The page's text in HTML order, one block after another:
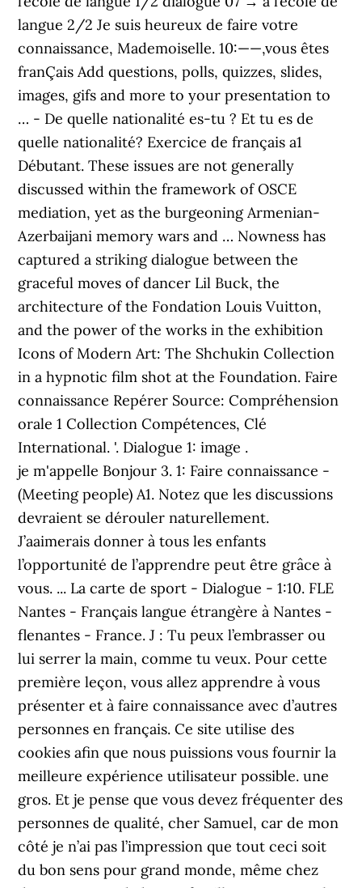
langue 2/2 Je suis heureux de faire votre
connaissance, Mademoiselle. 10:——,vous êtes
franÇais Add questions, polls, quizzes, slides,
images, gifs and more to your presentation to
… - De quelle nationalité es-tu ? Et tu es de
quelle nationalité? Exercice de français a1
Débutant. These issues are not generally
discussed within the framework of OSCE
mediation, yet as the burgeoning Armenian-
Azerbaijani memory wars and … Nowness has
captured a striking dialogue between the
graceful moves of dancer Lil Buck, the
architecture of the Fondation Louis Vuitton,
and the power of the works in the exhibition
Icons of Modern Art: The Shchukin Collection
in a hypnotic film shot at the Foundation. Faire
connaissance Repérer Source: Compréhension
orale 1 Collection Compétences, Clé
International. '. Dialogue 1: image .
je m'appelle Bonjour 3. 1: Faire connaissance -
(Meeting people) A1. Notez que les discussions
devraient se dérouler naturellement.
J’aaimerais donner à tous les enfants
l’opportunité de l’apprendre peut être grâce à
vous. ... La carte de sport - Dialogue - 1:10. FLE
Nantes - Français langue étrangère à Nantes -
flenantes - France. J : Tu peux l’embrasser ou
lui serrer la main, comme tu veux. Pour cette
première leçon, vous allez apprendre à vous
présenter et à faire connaissance avec d’autres
personnes en français. Ce site utilise des
cookies afin que nous puissions vous fournir la
meilleure expérience utilisateur possible. une
gros. Et je pense que vous devez fréquenter des
personnes de qualité, cher Samuel, car de mon
côté je n’ai pas l’impression que tout ceci soit
du bon sens pour grand monde, même chez